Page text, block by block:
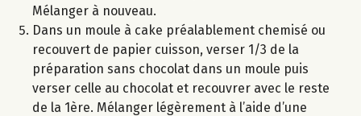
Mélanger à nouveau.
Dans un moule à cake préalablement chemisé ou
recouvert de papier cuisson, verser 1/3 de la
préparation sans chocolat dans un moule puis
verser celle au chocolat et recouvrer avec le reste
de la 1ère. Mélanger légèrement à l’aide d’une